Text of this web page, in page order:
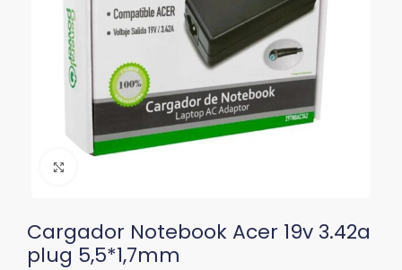
Cargador Notebook Acer 19v 3.42a
plug 5,5*1,7mm